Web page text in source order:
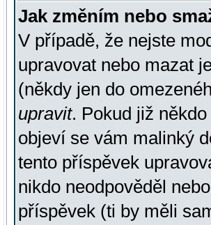
Jak změním nebo
V případě, že nejste
upravovat nebo mazat
(někdy jen do
upravit. Pokud již
objeví se vám malinký
tento příspěvek
nikdo neodpověděl
příspěvek (ti by měli